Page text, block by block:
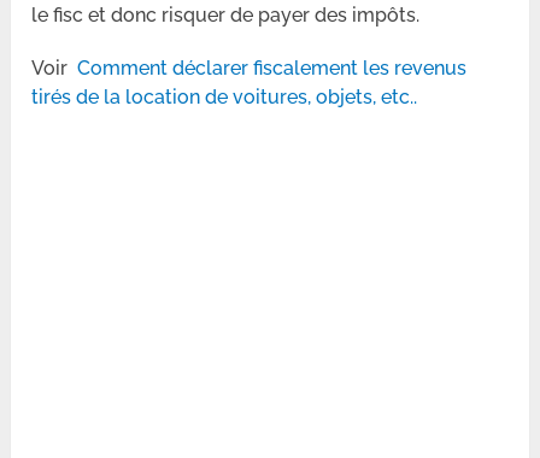
le fisc et donc risquer de payer des impôts.
VoirComment déclarer fiscalement les revenus
tirés de la location de voitures, objets, etc..